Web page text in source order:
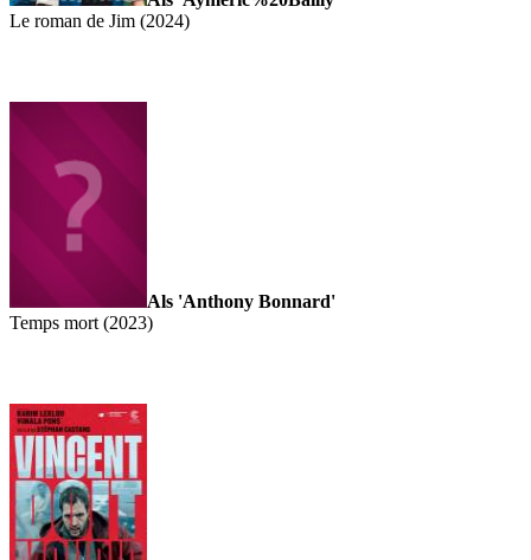
Le roman de Jim (2024)
Als 'Anthony Bonnard'
Temps mort (2023)